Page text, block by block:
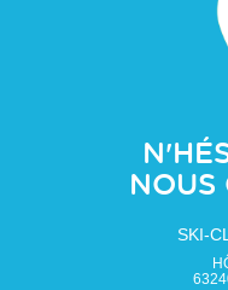
NOUS
SKI-